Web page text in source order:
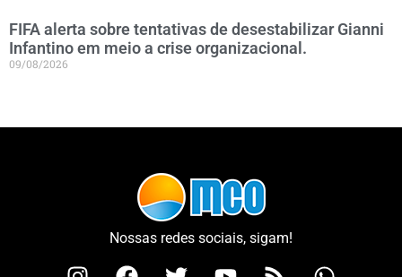
FIFA alerta sobre tentativas de desestabilizar Gianni
Infantino em meio a crise organizacional.
09/08/2026
Nossas redes sociais, sigam!